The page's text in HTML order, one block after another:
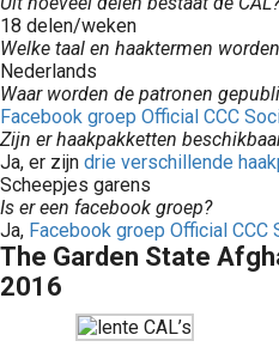
18 delen/weken
Welke taal en haaktermen
Nederlands
Waar worden de patronen
Facebook groep Official CCC
Zijn er haakpakketten
Ja, er zijn drie verschillende
Scheepjes garens
Is er een facebook groep?
Ja, Facebook groep Official CCC
The Garden State
2016